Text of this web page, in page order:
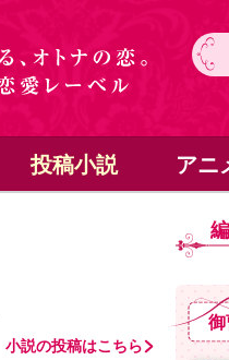
投稿小説 アニ
小説の投稿はこちら